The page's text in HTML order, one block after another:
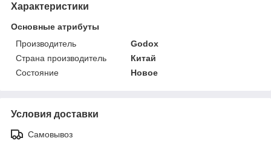
Характеристики
Основные атрибуты
Производитель
Godox
Страна производитель
Китай
Состояние
Новое
Условия доставки
Самовывоз